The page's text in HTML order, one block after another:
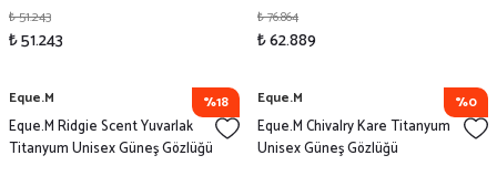
₺ 51.243
₺ 51.243
₺ 76.864
₺ 62.889
%18
Eque.M
Eque.M Ridgie Scent Yuvarlak
Titanyum Unisex Güneş Gözlüğü
%0
Eque.M
Eque.M Chivalry Kare Titanyum
Unisex Güneş Gözlüğü